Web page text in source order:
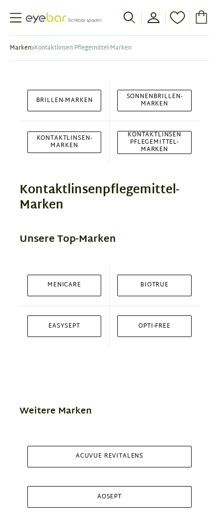
Abele Optic
Marken Kontaktlinsen Pflegemittel-Marken
BRILLEN-MARKEN SONNENBRILLEN-
MARKEN
KONTAKTLINSEN-
MARKEN
KONTAKTLINSEN
PFLEGEMITTEL-
MARKEN
Kontaktlinsenpflegemittel-
Marken
Unsere Top-Marken
MENICARE BIOTRUE
EASYSEPT OPTI-FREE
Weitere Marken
ACUVUE REVITALENS
AOSEPT